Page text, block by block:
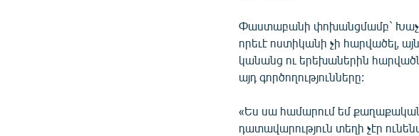
Փաստաբանի փոխանցմամբ`
որեւէ ոստիկանի չի հարվածել,
կանանց ու երեխաներին
այդ գործողությունները:
«Ես սա համարում եմ
դատավարություն տեղի չէր